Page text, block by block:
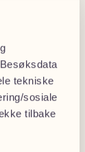
tekniske
sosiale
tilbake